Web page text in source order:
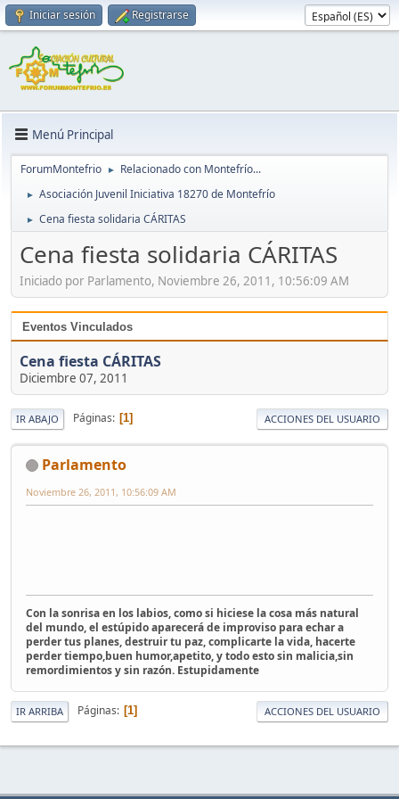
Iniciar sesión Registrarse
Menú Principal
ForumMontefrio ► Relacionado con Montefrío...
► Asociación Juvenil Iniciativa 18270 de Montefrío
► Cena fiesta solidaria CÁRITAS
Cena fiesta solidaria CÁRITAS
Iniciado por Parlamento, Noviembre 26, 2011, 10:56:09 AM
Eventos Vinculados
Cena fiesta CÁRITAS
Diciembre 07, 2011
IR ABAJO Páginas 1 ACCIONES DEL USUARIO
Parlamento
Noviembre 26, 2011, 10:56:09 AM
Con la sonrisa en los labios, como si hiciese la cosa más natural
del mundo, el estúpido aparecerá de improviso para echar a
perder tus planes, destruir tu paz, complicarte la vida, hacerte
perder tiempo,buen humor,apetito, y todo esto sin malicia,sin
remordimientos y sin razón. Estupidamente
IR ARRIBA Páginas 1 ACCIONES DEL USUARIO